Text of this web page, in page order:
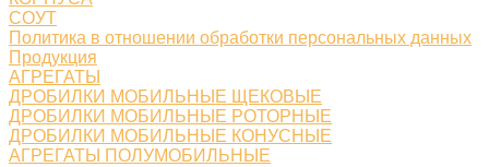
СОУТ
Политика в отношении обработки персональных данных
Продукция
АГРЕГАТЫ
ДРОБИЛКИ МОБИЛЬНЫЕ ЩЕКОВЫЕ
ДРОБИЛКИ МОБИЛЬНЫЕ РОТОРНЫЕ
ДРОБИЛКИ МОБИЛЬНЫЕ КОНУСНЫЕ
АГРЕГАТЫ ПОЛУМОБИЛЬНЫЕ